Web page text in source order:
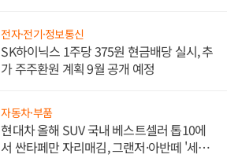
전자·전기·정보통신
SK하이닉스 1주당 375원 현금배당 실시, 추
가 주주환원 계획 9월 공개 예정
자동차·부품
현대차 올해 SUV 국내 베스트셀러 톱10에
서 싼타페만 자리매김, 그랜저·아반떼 '세단